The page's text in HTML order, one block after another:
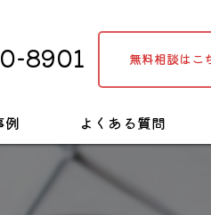
8901 無料相談はこ
例 よくある質問